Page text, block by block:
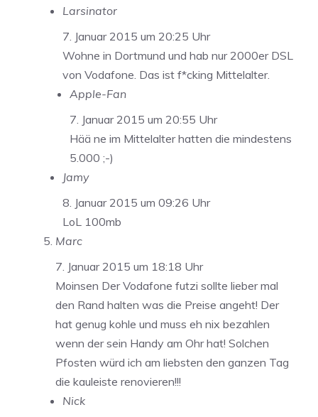
Larsinator
7. Januar 2015 um 20:25 Uhr
Wohne in Dortmund und hab nur 2000er DSL
von Vodafone. Das ist f*cking Mittelalter.
Apple-Fan
7. Januar 2015 um 20:55 Uhr
Hää ne im Mittelalter hatten die mindestens
5.000 ;-)
Jamy
8. Januar 2015 um 09:26 Uhr
LoL 100mb
Marc
7. Januar 2015 um 18:18 Uhr
Moinsen Der Vodafone futzi sollte lieber mal
den Rand halten was die Preise angeht! Der
hat genug kohle und muss eh nix bezahlen
wenn der sein Handy am Ohr hat! Solchen
Pfosten würd ich am liebsten den ganzen Tag
die kauleiste renovieren!!!
Nick